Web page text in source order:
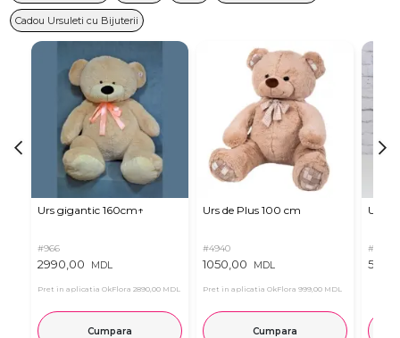
Cadou Ursuleti cu Bijuterii
Urs gigantic 160cm↑
#966
2990,00 MDL
Pret in aplicatia OkFlora 2890,00 MDL
Cumpara
Urs de Plus 100 cm
#4940
1050,00 MDL
Pret in aplicatia OkFlora 999,00 MDL
Cumpara
Urs
#11